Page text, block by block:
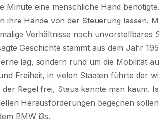
Minute eine menschliche Hand
ihre Hände von der Steuerung lassen.
Verhältnisse noch
Geschichte stammt aus dem Jahr
lag, sondern rund um die Mobilität
Freiheit, in vielen Staaten führte der
Regel frei, Staus kannte man kaum.
Herausforderungen begegnen
BMW i3s.